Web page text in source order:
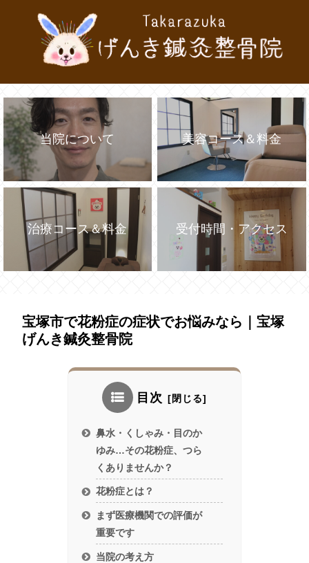
当院について 美容コース＆料金
治療コース＆料金 受付時間・アクセス
宝塚市で花粉症の症状でお悩みなら｜宝塚
げんき鍼灸整骨院
目次
鼻水・くしゃみ・目のか
ゆみ…その花粉症、つら
くありませんか？
花粉症とは？
まず医療機関での評価が
重要です
当院の考え方